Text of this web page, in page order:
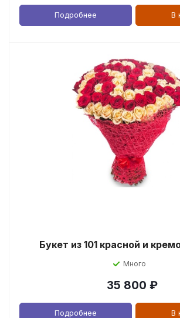
Подробнее В
Букет из 101 красной и
Много
35 800 ₽
Подробнее В